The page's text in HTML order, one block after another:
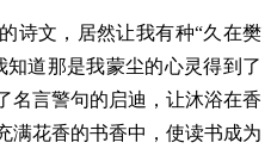
诗文，居然让我有种“久在樊
道那是我蒙尘的心灵得到了
名言警句的启迪，让沐浴在香
满花香的书香中，使读书成为